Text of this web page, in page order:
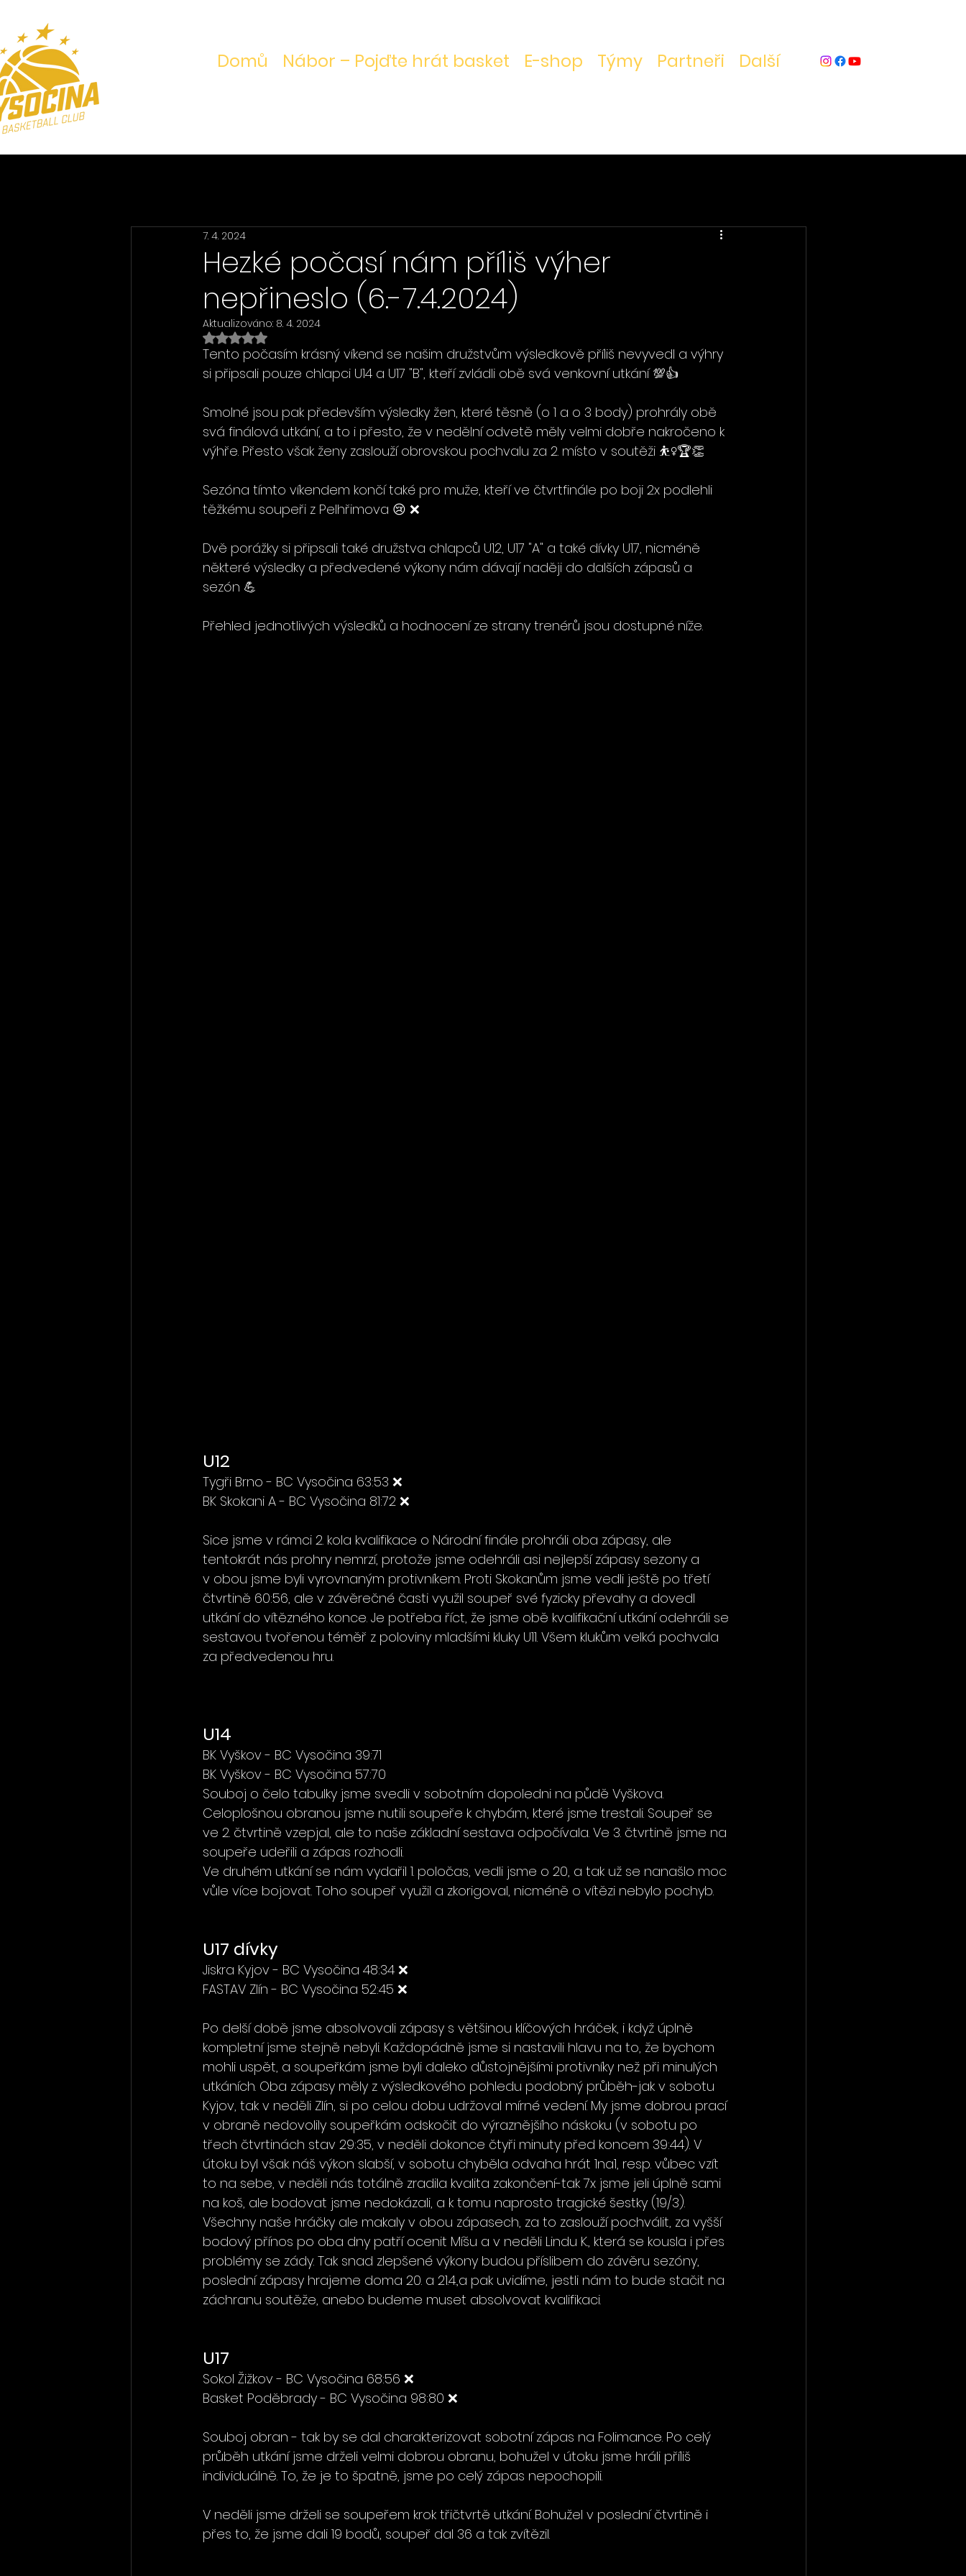
Domů Nábor – Pojďte hrát basket E-shop Týmy Partneři Další
Hezké počasí nám příliš výher
nepřineslo (6.-7.4.2024)
7. 4. 2024
Aktualizováno: 8. 4. 2024
Hodnoceno NaN z 5 hvězdiček.
Tento počasím krásný víkend se našim družstvům výsledkově příliš nevyvedl a výhry
si připsali pouze chlapci U14 a U17 "B", kteří zvládli obě svá venkovní utkání 💯👍
Smolné jsou pak především výsledky žen, které těsně (o 1 a o 3 body) prohrály obě
svá finálová utkání, a to i přesto, že v nedělní odvetě měly velmi dobře nakročeno k
výhře. Přesto však ženy zaslouží obrovskou pochvalu za 2. místo v soutěži ⛹️‍♀️🏆👏
Sezóna tímto víkendem končí také pro muže, kteří ve čtvrtfinále po boji 2x podlehli
těžkému soupeři z Pelhřimova 😢 ❌
Dvě porážky si připsali také družstva chlapců U12, U17 "A" a také dívky U17, nicméně
některé výsledky a předvedené výkony nám dávají naději do dalších zápasů a
sezón 💪
Přehled jednotlivých výsledků a hodnocení ze strany trenérů jsou dostupné níže.
U12
Tygři Brno - BC Vysočina 63:53 ❌
BK Skokani A - BC Vysočina 81:72 ❌
Sice jsme v rámci 2. kola kvalifikace o Národní finále prohráli oba zápasy, ale
tentokrát nás prohry nemrzí, protože jsme odehráli asi nejlepší zápasy sezony a
v obou jsme byli vyrovnaným protivníkem. Proti Skokanům jsme vedli ještě po třetí
čtvrtině 60:56, ale v závěrečné časti využil soupeř své fyzicky převahy a dovedl
utkání do vítězného konce. Je potřeba říct, že jsme obě kvalifikační utkání odehráli se
sestavou tvořenou téměř z poloviny mladšími kluky U11. Všem klukům velká pochvala
za předvedenou hru.
U14
BK Vyškov - BC Vysočina 39:71
BK Vyškov - BC Vysočina 57:70
Souboj o čelo tabulky jsme svedli v sobotním dopoledni na půdě Vyškova.
Celoplošnou obranou jsme nutili soupeře k chybám, které jsme trestali. Soupeř se
ve 2. čtvrtině vzepjal, ale to naše základní sestava odpočívala. Ve 3. čtvrtině jsme na
soupeře udeřili a zápas rozhodli.
Ve druhém utkání se nám vydařil 1. poločas, vedli jsme o 20, a tak už se nanašlo moc
vůle více bojovat. Toho soupeř využil a zkorigoval, nicméně o vítězi nebylo pochyb.
U17 dívky
Jiskra Kyjov - BC Vysočina 48:34 ❌
FASTAV Zlín - BC Vysočina 52:45 ❌
Po delší době jsme absolvovali zápasy s většinou klíčových hráček, i když úplně
kompletní jsme stejně nebyli. Každopádně jsme si nastavili hlavu na to, že bychom
mohli uspět, a soupeřkám jsme byli daleko důstojnějšími protivníky než při minulých
utkáních. Oba zápasy měly z výsledkového pohledu podobný průběh-jak v sobotu
Kyjov, tak v neděli Zlín, si po celou dobu udržoval mírné vedení. My jsme dobrou prací
v obraně nedovolily soupeřkám odskočit do výraznějšího náskoku (v sobotu po
třech čtvrtinách stav 29:35, v neděli dokonce čtyři minuty před koncem 39:44). V
útoku byl však náš výkon slabší, v sobotu chyběla odvaha hrát 1na1, resp. vůbec vzít
to na sebe, v neděli nás totálně zradila kvalita zakončení-tak 7x jsme jeli úplně sami
na koš, ale bodovat jsme nedokázali, a k tomu naprosto tragické šestky (19/3).
Všechny naše hráčky ale makaly v obou zápasech, za to zaslouží pochválit, za vyšší
bodový přínos po oba dny patří ocenit Míšu a v neděli Lindu K., která se kousla i přes
problémy se zády. Tak snad zlepšené výkony budou příslibem do závěru sezóny,
poslední zápasy hrajeme doma 20. a 21.4.,a pak uvidíme, jestli nám to bude stačit na
záchranu soutěže, anebo budeme muset absolvovat kvalifikaci.
U17
Sokol Žižkov - BC Vysočina 68:56 ❌
Basket Poděbrady - BC Vysočina 98:80 ❌
Souboj obran - tak by se dal charakterizovat sobotní zápas na Folimance. Po celý
průběh utkání jsme drželi velmi dobrou obranu, bohužel v útoku jsme hráli příliš
individuálně. To, že je to špatně, jsme po celý zápas nepochopili.
V neděli jsme drželi se soupeřem krok třičtvrtě utkání. Bohužel v poslední čtvrtině i
přes to, že jsme dali 19 bodů, soupeř dal 36 a tak zvítězil.